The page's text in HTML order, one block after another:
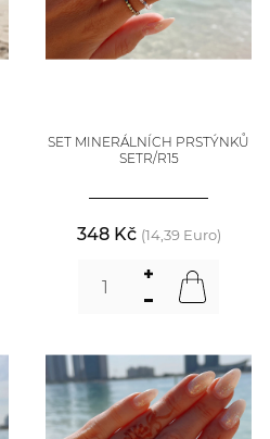
SET MINERÁLNÍCH PRSTÝNKŮ
SETR/R15
348 Kč (14,39 Euro)